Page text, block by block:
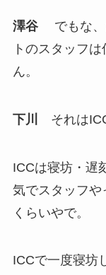
澤谷でもな、
トのスタッフ
ん。
下川 それは
ICCは寝坊・遅
気でスタッフや
くらいやで。
ICCで一度寝坊